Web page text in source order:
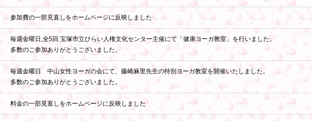
参加費の一部見直しをホームページに反映しました
毎週金曜日,全5回 宝塚市立ひらい人権文化センター主催にて「健康ヨーガ教室」を行いました。
多数のご参加ありがとうございました。
毎週金曜日 中山女性ヨーガの会にて、藤崎麻里先生の特別ヨーガ教室を開催いたしました。
多数のご参加ありがとうございました。
料金の一部見直しをホームページに反映しました